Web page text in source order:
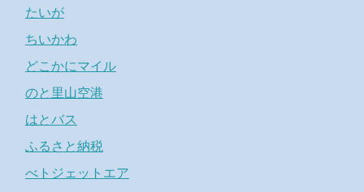
たいが
ちいかわ
どこかにマイル
のと里山空港
はとバス
ふるさと納税
べトジェットエア